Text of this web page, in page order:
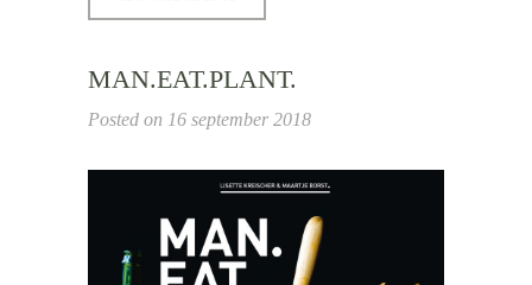
MAN.EAT.PLANT.
Posted on 16 september 2018